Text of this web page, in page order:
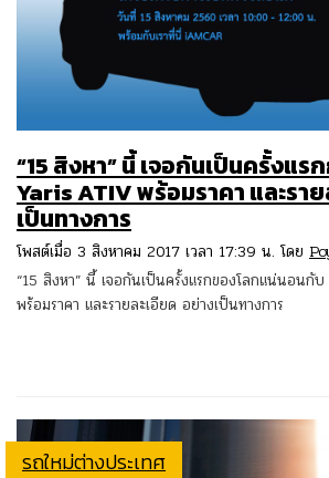
“15 สิงหา” นี้ เจอกันเป็นครั้งแ
Yaris ATIV พร้อมราคา และรา
เป็นทางการ
โพสต์เมื่อ 3 สิงหาคม 2017 เวลา 17:39 น. โดย
“15 สิงหา” นี้ เจอกันเป็นครั้งแรกของโลกแน่นอนกั
พร้อมราคา และรายละเอียด อย่างเป็นทางการ
รถใหม่ต่างประเทศ